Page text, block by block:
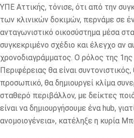
ΥΠΕ Αττικής, τόνισε, ότι από την
των κλινικών δοκιμών, περνάμε σε
ανταγωνιστικό οικοσύστημα μέσα
συγκεκριμένο σχέδιο και έλεγχο αν
χρονοδιαγράμματος. Ο ρόλος της 1ης
Περιφέρειας θα είναι
προσωπικό, θα δημιουργεί κλίμα
σταθερό περιβάλλον, με δείκτες
είναι να δημιουργήσουμε ένα hub,
ανομοιογένεια», κατέληξε η κυρία